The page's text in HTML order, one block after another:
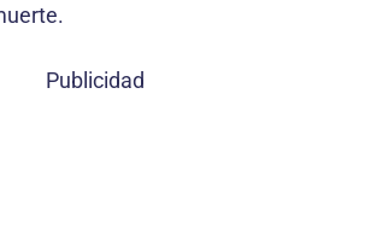
Publicidad